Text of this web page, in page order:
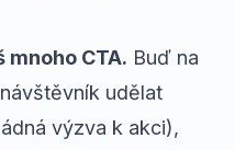
mnoho CTA. Buď na
udělat
výzva k akci),